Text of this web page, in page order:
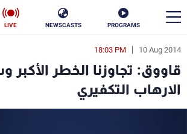
PROGRAMS
NEWSCASTS
LIVE
10 Aug 2014
18:03 PM
قاووق: تجاوزنا الخطر الأكبر
الارهاب التكفيري
en
الأخبار
سياسة ناس